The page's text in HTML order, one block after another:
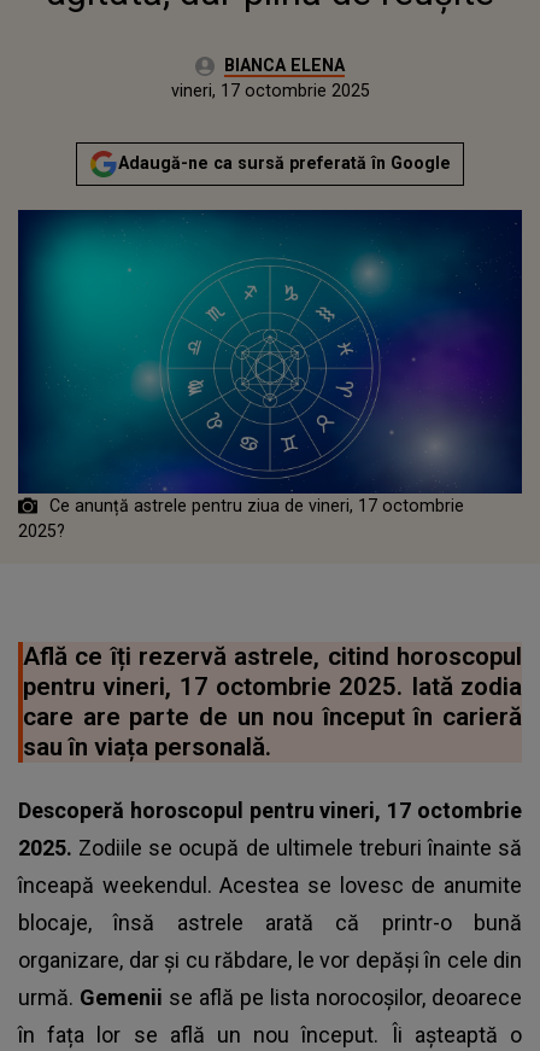
Autor:BIANCA ELENA
vineri, 17 octombrie 2025Actualizat:
vineri, 17 octombrie 2025
Adaugă-ne ca sursă preferată în Google
Ce anunță astrele pentru ziua de vineri, 17 octombrie
2025?
Află ce îți rezervă astrele, citind horoscopul
pentru vineri, 17 octombrie 2025. Iată zodia
care are parte de un nou început în carieră
sau în viața personală.
Descoperă horoscopul pentru vineri, 17 octombrie
2025. Zodiile se ocupă de ultimele treburi înainte să
înceapă weekendul. Acestea se lovesc de anumite
blocaje, însă astrele arată că printr-o bună
organizare, dar și cu răbdare, le vor depăși în cele din
urmă. Gemenii se află pe lista norocoșilor, deoarece
în fața lor se află un nou început. Îi așteaptă o